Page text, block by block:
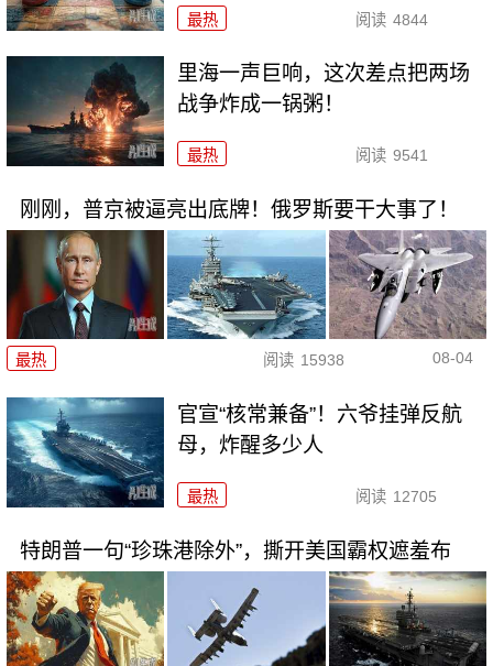
最热 阅读 4844
里海一声巨响，这次差点把两场
战争炸成一锅粥！
最热 阅读 9541
刚刚，普京被逼亮出底牌！俄罗斯要干大事了！
最热 阅读 15938 08-04
官宣“核常兼备”！六爷挂弹反航
母，炸醒多少人
最热 阅读 12705
特朗普一句“珍珠港除外”，撕开美国霸权遮羞布